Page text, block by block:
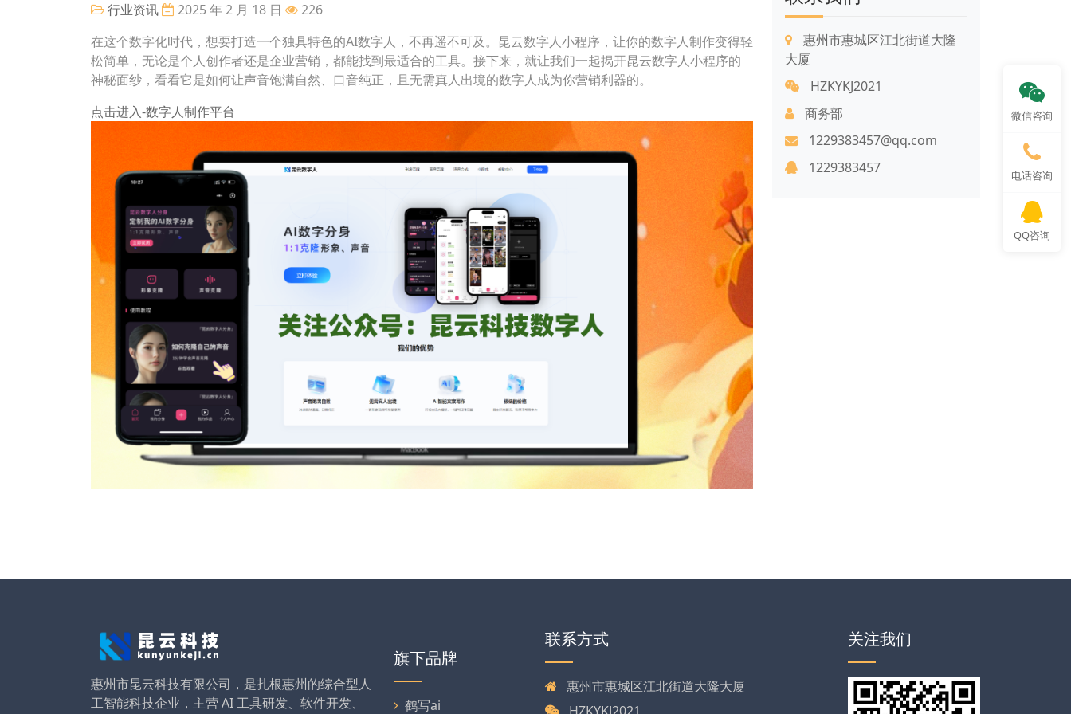
行业资讯 2025 年 2 月 18 日
226
在这个数字化时代，想要打造一个独具特色的AI数字人，不再遥不可及。昆云数字人小程序，让你的数字人制作变得轻
松简单，无论是个人创作者还是企业营销，都能找到最适合的工具。接下来，就让我们一起揭开昆云数字人小程序的
神秘面纱，看看它是如何让声音饱满自然、口音纯正，且无需真人出境的数字人成为你营销利器的。
点击进入-数字人制作平台
惠州市惠城区江北街道大隆
大厦
HZKYKJ2021
商务部
1229383457@qq.com
1229383457
惠州市昆云科技有限公司，是扎根惠州的综合型人
工智能科技企业，主营 AI 工具研发、软件开发、
旗下品牌
鹤写ai
联系方式
惠州市惠城区江北街道大隆大厦
关注我们
微信咨询
电话咨询
QQ咨询